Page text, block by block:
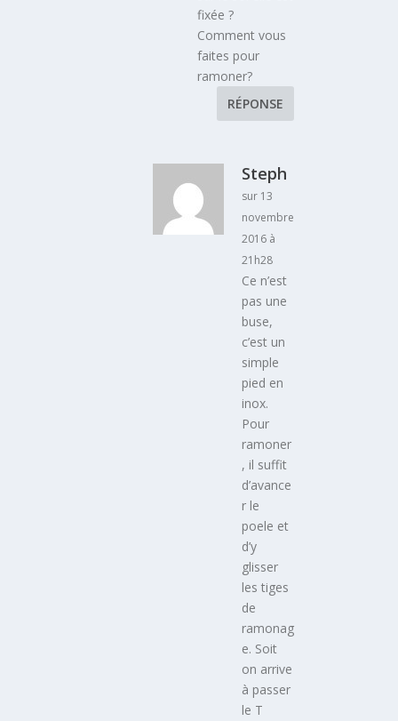
fixée ?
Comment vous
faites pour
ramoner?
RÉPONSE
Steph
sur 13
novembre
2016 à
21h28
Ce n’est
pas une
buse,
c’est un
simple
pied en
inox.
Pour
ramoner
, il suffit
d’avance
r le
poele et
d’y
glisser
les tiges
de
ramonag
e. Soit
on arrive
à passer
le T